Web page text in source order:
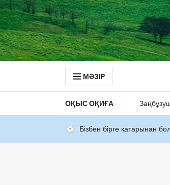
МӘЗІР
ОҚЫС ОҚИҒА
Бізбен бірге қатарынан